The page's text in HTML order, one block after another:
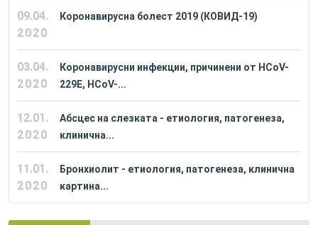
09.04.
2020
Коронавирусна болест 2019 (КОВИД-19)
03.04.
2020
Коронавирусни инфекции, причинени от HCoV-
229E, HCoV-...
12.01.
2020
Абсцес на слезката - етиология, патогенеза,
клинична...
11.01.
2020
Бронхиолит - етиология, патогенеза, клинична
картина...